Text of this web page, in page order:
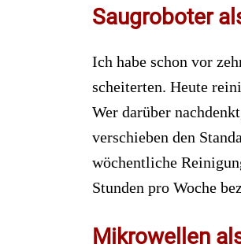
Saugroboter
Ich habe schon vor
scheiterten. Heute
Wer darüber
verschieben den
wöchentliche
Stunden pro Woche
Mikrowellen